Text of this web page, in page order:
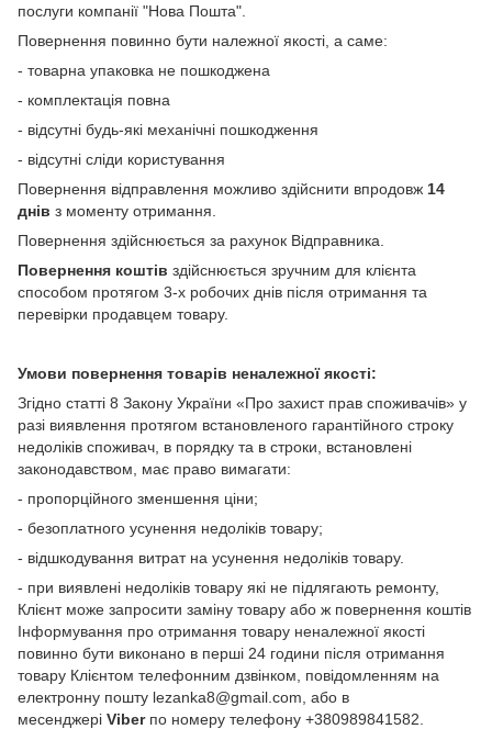
послуги компанії "Нова Пошта".
Повернення повинно бути належної якості, а саме:
- товарна упаковка не пошкоджена
- комплектація повна
- відсутні будь-які механічні пошкодження
- відсутні сліди користування
Повернення відправлення можливо здійснити впродовж 14
днів з моменту отримання.
Повернення здійснюється за рахунок Відправника.
Повернення коштів здійснюється зручним для клієнта
способом протягом 3-х робочих днів після отримання та
перевірки продавцем товару.
Умови повернення товарів неналежної якості:
Згідно статті 8 Закону України «Про захист прав споживачів» у
разі виявлення протягом встановленого гарантійного строку
недоліків споживач, в порядку та в строки, встановлені
законодавством, має право вимагати:
- пропорційного зменшення ціни;
- безоплатного усунення недоліків товару;
- відшкодування витрат на усунення недоліків товару.
- при виявлені недоліків товару які не підлягають ремонту,
Клієнт може запросити заміну товару або ж повернення коштів
Інформування про отримання товару неналежної якості
повинно бути виконано в перші 24 години після отримання
товару Клієнтом телефонним дзвінком, повідомленням на
електронну пошту lezanka8@gmail.com, або в
месенджері Viberпо номеру телефону +380989841582.